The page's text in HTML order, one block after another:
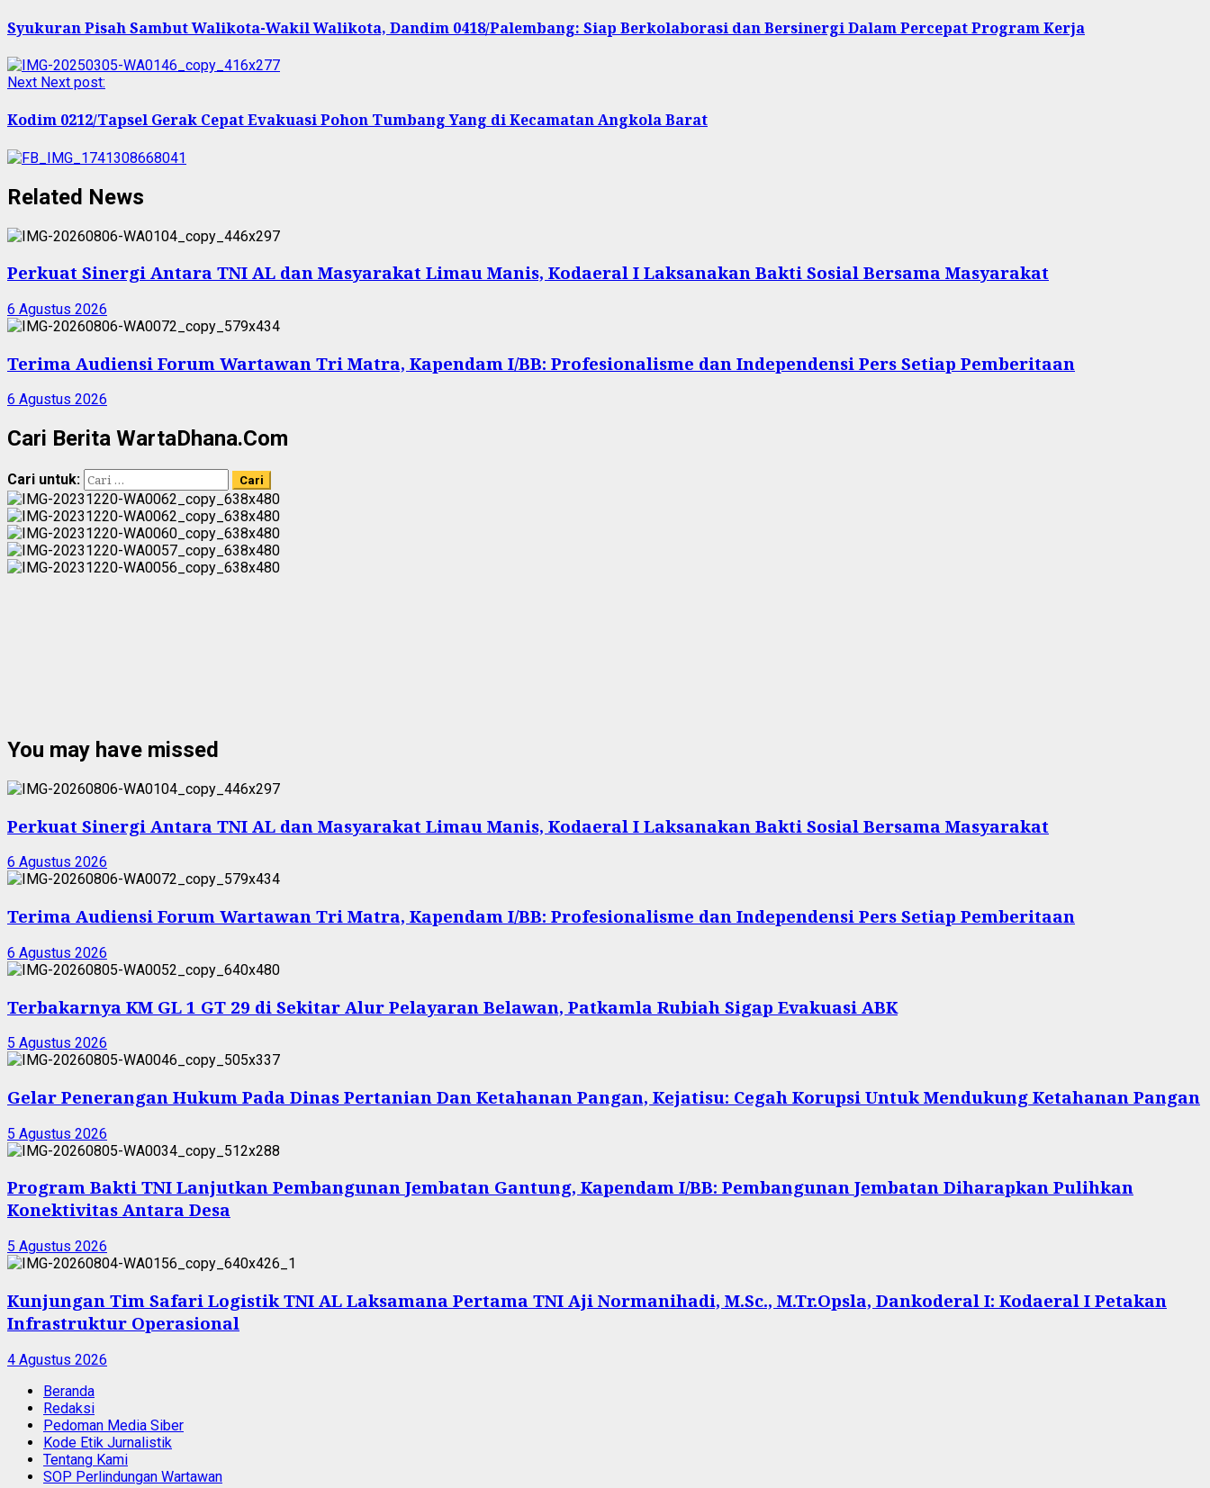
Syukuran Pisah Sambut Walikota-Wakil Walikota, Dandim 0418/Palembang: Siap Berkolaborasi dan Bersinergi Dalam Percepat Program Kerja
Next Next post:
Kodim 0212/Tapsel Gerak Cepat Evakuasi Pohon Tumbang Yang di Kecamatan Angkola Barat
Related News
Perkuat Sinergi Antara TNI AL dan Masyarakat Limau Manis, Kodaeral I Laksanakan Bakti Sosial Bersama Masyarakat
6 Agustus 2026
Terima Audiensi Forum Wartawan Tri Matra, Kapendam I/BB: Profesionalisme dan Independensi Pers Setiap Pemberitaan
6 Agustus 2026
Cari Berita WartaDhana.Com
Cari untuk:
You may have missed
Perkuat Sinergi Antara TNI AL dan Masyarakat Limau Manis, Kodaeral I Laksanakan Bakti Sosial Bersama Masyarakat
6 Agustus 2026
Terima Audiensi Forum Wartawan Tri Matra, Kapendam I/BB: Profesionalisme dan Independensi Pers Setiap Pemberitaan
6 Agustus 2026
Terbakarnya KM GL 1 GT 29 di Sekitar Alur Pelayaran Belawan, Patkamla Rubiah Sigap Evakuasi ABK
5 Agustus 2026
Gelar Penerangan Hukum Pada Dinas Pertanian Dan Ketahanan Pangan, Kejatisu: Cegah Korupsi Untuk Mendukung Ketahanan Pangan
5 Agustus 2026
Program Bakti TNI Lanjutkan Pembangunan Jembatan Gantung, Kapendam I/BB: Pembangunan Jembatan Diharapkan Pulihkan
Konektivitas Antara Desa
5 Agustus 2026
Kunjungan Tim Safari Logistik TNI AL Laksamana Pertama TNI Aji Normanihadi, M.Sc., M.Tr.Opsla, Dankoderal I: Kodaeral I Petakan
Infrastruktur Operasional
4 Agustus 2026
Beranda
Redaksi
Pedoman Media Siber
Kode Etik Jurnalistik
Tentang Kami
SOP Perlindungan Wartawan